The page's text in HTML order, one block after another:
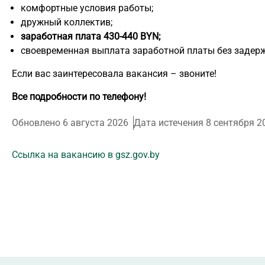
комфортные условия работы;
дружный коллектив;
заработная плата 430-440 BYN;
своевременная выплата заработной платы без
Если вас заинтересовала вакансия – звоните!
Все подробности по телефону!
Обновлено 6 августа 2026 Дата истечения 8 сентября
Ссылка на вакансию в gsz.gov.by